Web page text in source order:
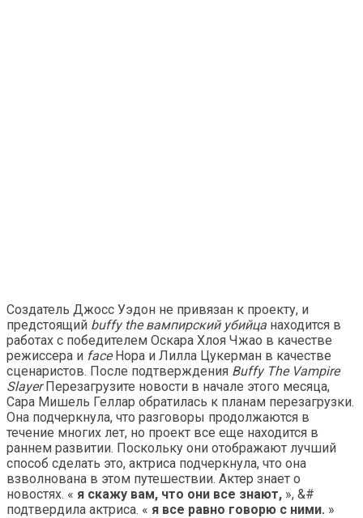
Создатель Джосс Уэдон не привязан к проекту, и
предстоящий buffy the вампирский убийца находится в
работах с победителем Оскара Хлоя Чжао в качестве
режиссера и faceНора и Лилла Цукерман в качестве
сценаристов. После подтверждения Buffy The Vampire
SlayerПерезагрузите новости в начале этого месяца,
Сара Мишель Геллар обратилась к планам перезагрузки.
Она подчеркнула, что разговоры продолжаются в
течение многих лет, но проект все еще находится в
раннем развитии. Поскольку они отображают лучший
способ сделать это, актриса подчеркнула, что она
взволнована в этом путешествии. Актер знает о
новостях. « я скажу вам, что они все знают, », &#
подтвердила актриса. « я все равно говорю с ними. »